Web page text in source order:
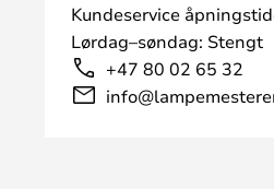
Kundeservice
Lørdag–søndag: Stengt
+47 80 02 65 32